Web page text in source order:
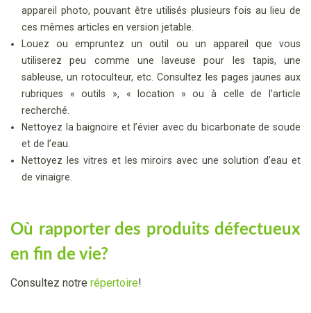
appareil photo, pouvant être utilisés plusieurs fois au lieu de
ces mêmes articles en version jetable.
Louez ou empruntez un outil ou un appareil que vous
utiliserez peu comme une laveuse pour les tapis, une
sableuse, un rotoculteur, etc. Consultez les pages jaunes aux
rubriques « outils », « location » ou à celle de l’article
recherché.
Nettoyez la baignoire et l’évier avec du bicarbonate de soude
et de l’eau.
Nettoyez les vitres et les miroirs avec une solution d’eau et
de vinaigre.
Où rapporter des produits défectueux
en fin de vie?
Consultez notre répertoire!